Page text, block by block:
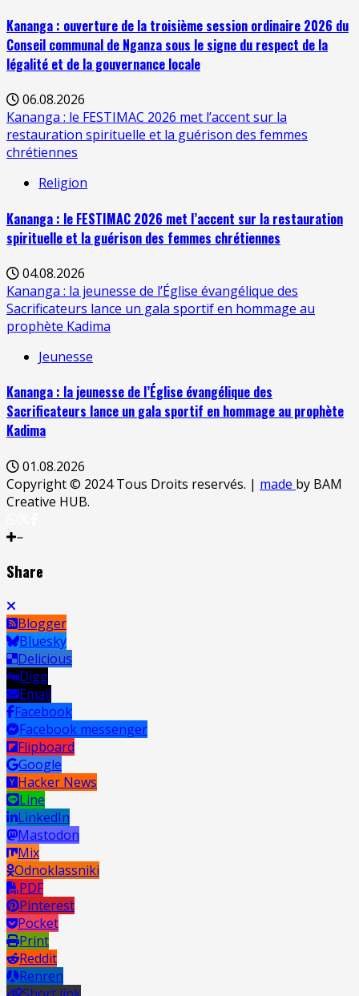
Kananga : ouverture de la troisième session ordinaire 2026 du
Conseil communal de Nganza sous le signe du respect de la
légalité et de la gouvernance locale
06.08.2026
Kananga : le FESTIMAC 2026 met l’accent sur la
restauration spirituelle et la guérison des femmes
chrétiennes
Religion
Kananga : le FESTIMAC 2026 met l’accent sur la restauration
spirituelle et la guérison des femmes chrétiennes
04.08.2026
Kananga : la jeunesse de l’Église évangélique des
Sacrificateurs lance un gala sportif en hommage au
prophète Kadima
Jeunesse
Kananga : la jeunesse de l’Église évangélique des
Sacrificateurs lance un gala sportif en hommage au prophète
Kadima
01.08.2026
Copyright © 2024 Tous Droits reservés. | made by BAM
Creative HUB.
Share
Blogger
Bluesky
Delicious
Digg
Email
Facebook
Facebook messenger
Flipboard
Google
Hacker News
Line
LinkedIn
Mastodon
Mix
Odnoklassniki
PDF
Pinterest
Pocket
Print
Reddit
Renren